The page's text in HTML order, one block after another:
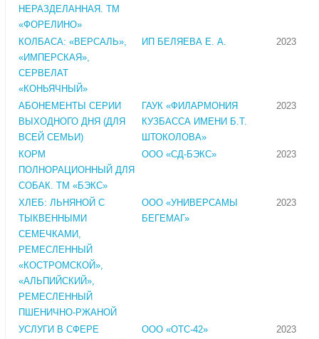
НЕРАЗДЕЛАННАЯ. ТМ
«ФОРЕЛИНО»
КОЛБАСА: «ВЕРСАЛЬ»,
«ИМПЕРСКАЯ»,
СЕРВЕЛАТ
«КОНЬЯЧНЫЙ»
ИП БЕЛЯЕВА Е. А. 2023
АБОНЕМЕНТЫ СЕРИИ
ВЫХОДНОГО ДНЯ (ДЛЯ
ВСЕЙ СЕМЬИ)
ГАУК «ФИЛАРМОНИЯ
КУЗБАССА ИМЕНИ Б.Т.
ШТОКОЛОВА»
2023
КОРМ
ПОЛНОРАЦИОННЫЙ ДЛЯ
СОБАК. ТМ «БЭКС»
ООО «СД-БЭКС» 2023
ХЛЕБ: ЛЬНЯНОЙ С
ТЫКВЕННЫМИ
СЕМЕЧКАМИ,
РЕМЕСЛЕННЫЙ
«КОСТРОМСКОЙ»,
«АЛЬПИЙСКИЙ»,
РЕМЕСЛЕННЫЙ
ПШЕНИЧНО-РЖАНОЙ
ООО «УНИВЕРСАМЫ
БЕГЕМАГ»
2023
УСЛУГИ В СФЕРЕ
ООО «ОТС-42» 2023